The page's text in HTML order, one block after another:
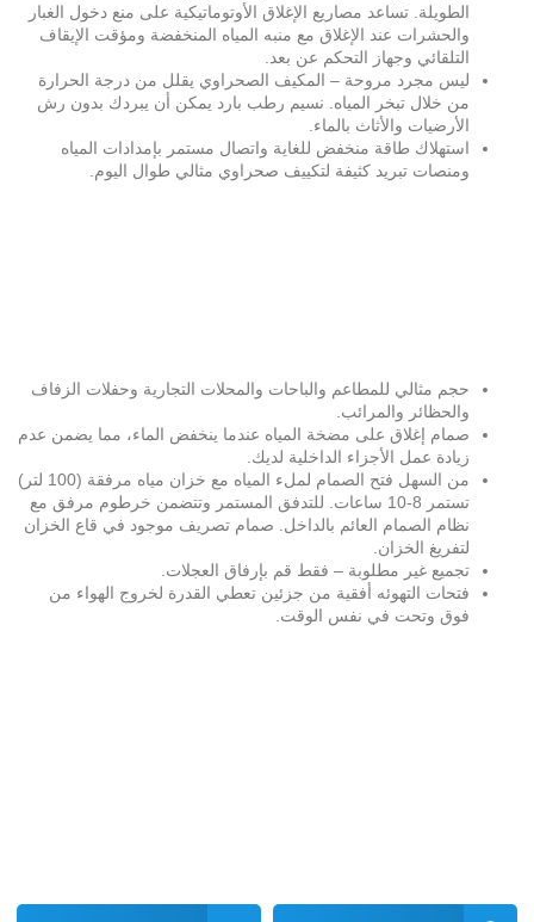
الطويلة. تساعد مصاريع الإغلاق الأوتوماتيكية على منع دخول الغبار
والحشرات عند الإغلاق مع منبه المياه المنخفضة ومؤقت الإيقاف
التلقائي وجهاز التحكم عن بعد.
ليس مجرد مروحة – المكيف الصحراوي يقلل من درجة الحرارة
من خلال تبخر المياه. نسيم رطب بارد يمكن أن يبردك بدون رش
الأرضيات والأثاث بالماء.
استهلاك طاقة منخفض للغاية واتصال مستمر بإمدادات المياه
ومنصات تبريد كثيفة لتكييف صحراوي مثالي طوال اليوم.
حجم مثالي للمطاعم والباحات والمحلات التجارية وحفلات الزفاف
والحظائر والمرائب.
صمام إغلاق على مضخة المياه عندما ينخفض الماء، مما يضمن عدم
زيادة عمل الأجزاء الداخلية لديك.
من السهل فتح الصمام لملء المياه مع خزان مياه مرفقة (100 لتر)
تستمر 8-10 ساعات. للتدفق المستمر وتتضمن خرطوم مرفق مع
نظام الصمام العائم بالداخل. صمام تصريف موجود في قاع الخزان
لتفريغ الخزان.
تجميع غير مطلوبة – فقط قم بإرفاق العجلات.
فتحات التهوئه أفقية من جزئين تعطي القدرة لخروج الهواء من
فوق وتحت في نفس الوقت.